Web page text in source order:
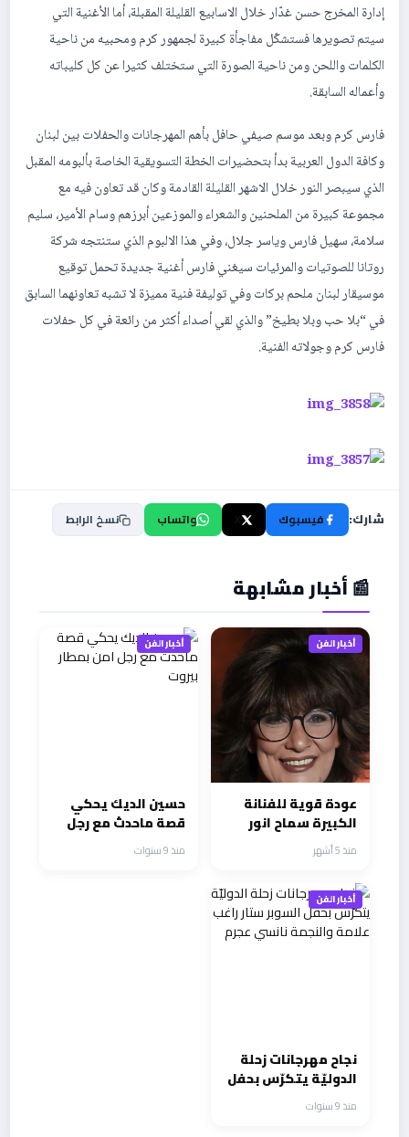
إدارة المخرج حسن غدّار خلال الاسابيع القليلة المقبلة، أما الأغنية التي
سيتم تصويرها فستشكّل مفاجأة كبيرة لجمهور كرم ومحبيه من ناحية
الكلمات واللحن ومن ناحية الصورة التي ستختلف كثيرا عن كل كليباته
وأعماله السابقة.
فارس كرم وبعد موسم صيفي حافل بأهم المهرجانات والحفلات بين لبنان
وكافة الدول العربية بدأ بتحضيرات الخطة التسويقية الخاصة بألبومه المقبل
الذي سيبصر النور خلال الاشهر القليلة القادمة وكان قد تعاون فيه مع
مجموعة كبيرة من الملحنين والشعراء والموزعين أبرزهم وسام الأمير، سليم
سلامة، سهيل فارس وياسر جلال، وفي هذا الالبوم الذي ستنتجه شركة
روتانا للصوتيات والمرئيات سيغني فارس أغنية جديدة تحمل توقيع
موسيقار لبنان ملحم بركات وفي توليفة فنية مميزة لا تشبه تعاونهما السابق
في “بلا حب وبلا بطيخ” والذي لقي أصداء أكثر من رائعة في كل حفلات
فارس كرم وجولاته الفنية.
شارك: فيسبوك واتساب نسخ الرابط
📰 أخبار مشابهة
أخبار الفن
عودة قوية للفنانة
الكبيرة سماح انور
للدراما الرمضانية في
حكاية نرجس وعرض
وطلب
منذ 5 أشهر
أخبار الفن
حسين الديك يحكي
قصة ماحدث مع رجل
امن بمطار بيروتمنذ 9 سنوات
أخبار الفن
نجاح مهرجانات زحلة
الدوليّة يتكرّس بحفل
السوبر ستار راغب
علامة والنجمة نانسي
منذ 9 سنوات